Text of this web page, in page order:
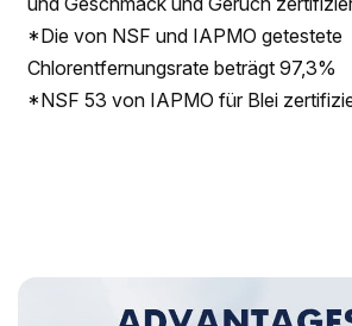
*Die von NSF und IAPMO getestete
Chlorentfernungsrate beträgt 97,3%
*NSF 53 von IAPMO für Blei